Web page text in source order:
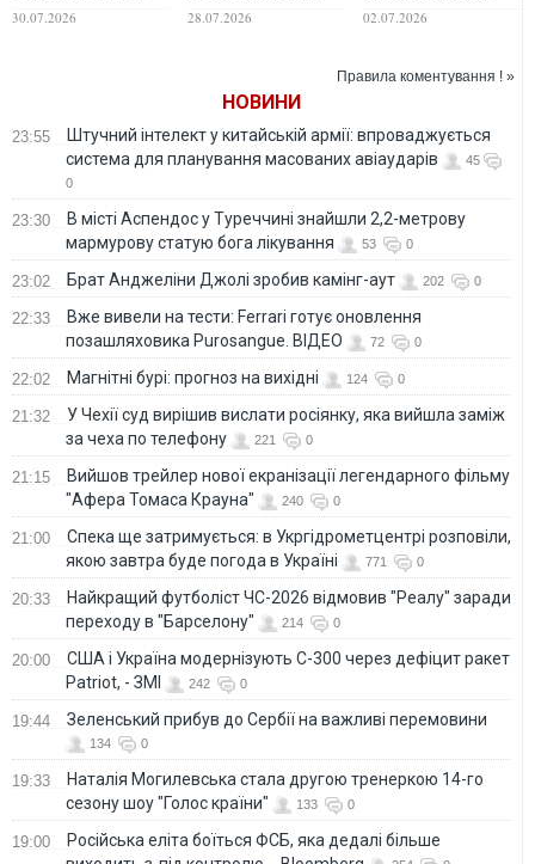
підрив автомобілів
30.07.2026
обстріли
28.07.2026
таксистом
02.07.2026
Правила коментування ! »
НОВИНИ
23:55
Штучний інтелект у китайській армії: впроваджується
система для планування масованих авіаударів
45
0
23:30
В місті Аспендос у Туреччині знайшли 2,2-метрову
мармурову статую бога лікування
53 0
23:02 Брат Анджеліни Джолі зробив камінг-аут 202 0
22:33
Вже вивели на тести: Ferrari готує оновлення
позашляховика Purosangue. ВІДЕО
72 0
22:02 Магнітні бурі: прогноз на вихідні 124 0
21:32
У Чехії суд вирішив вислати росіянку, яка вийшла заміж
за чеха по телефону
221 0
21:15
Вийшов трейлер нової екранізації легендарного фільму
"Афера Томаса Крауна"
240 0
21:00
Спека ще затримується: в Укргідрометцентрі розповіли,
якою завтра буде погода в Україні
771 0
20:33
Найкращий футболіст ЧС-2026 відмовив "Реалу" заради
переходу в "Барселону"
214 0
20:00
США і Україна модернізують С-300 через дефіцит ракет
Patriot, - ЗМІ
242 0
19:44 Зеленський прибув до Сербії на важливі перемовини
134 0
19:33
Наталія Могилевська стала другою тренеркою 14-го
сезону шоу "Голос країни"
133 0
19:00
Російська еліта боїться ФСБ, яка дедалі більше